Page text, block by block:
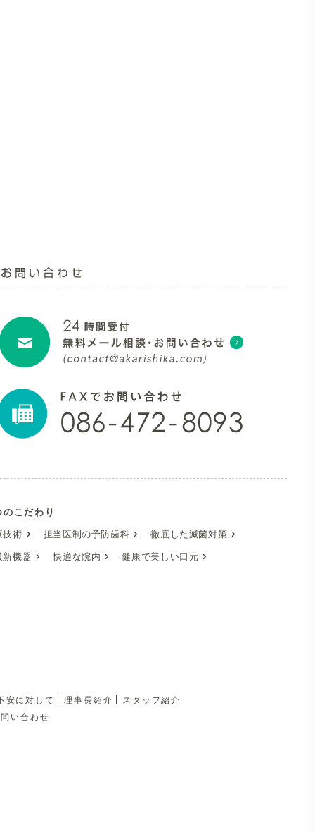
こだわり
技術
担当医制の予防歯科
徹底した滅菌対策
機器
快適な院内 健康で美しい口元
安に対して 理事長紹介
スタッフ紹介
い合わせ